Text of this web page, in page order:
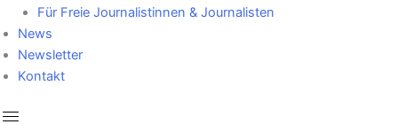
Für Freie Journalistinnen & Journalisten
News
Newsletter
Kontakt